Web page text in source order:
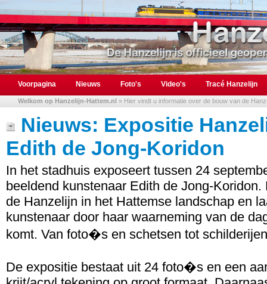
Voorpagina Nieuws Foto's Video's Tracé Hanzelijn
Welkom op Hanzelijn-Hattem.nl » Hier vindt u informatie over de bouw van de
Nieuws: Expositie
Edith de Jong-Koridon
In het stadhuis exposeert tussen 24
beeldend kunstenaar Edith de Jong-
de Hanzelijn in het Hattemse landschap en
kunstenaar door haar waarneming van de
komt. Van foto�s en schetsen tot
De expositie bestaat uit 24 foto�s en een